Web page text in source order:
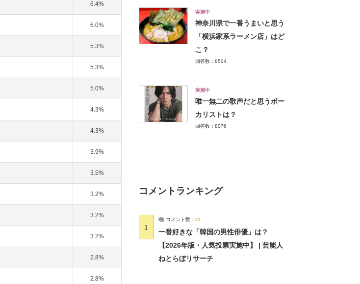
6.4%
6.0%
5.3%
5.3%
5.0%
4.3%
4.3%
3.9%
3.5%
3.2%
3.2%
3.2%
2.8%
2.8%
実施中
神奈川県で一番うまいと思う
「横浜家系ラーメン店」はど
こ？
回答数：8504
実施中
唯一無二の歌声だと思うボー
カリストは？
回答数：8076
コメントランキング
1
コメント数： 21
一番好きな「韓国の男性俳優」は？
【2026年版・人気投票実施中】 | 芸能人
ねとらぼリサーチ